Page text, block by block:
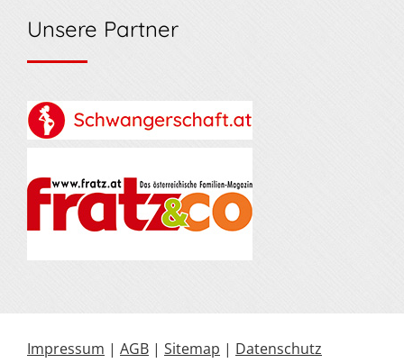
Unsere Partner
Impressum | AGB | Sitemap | Datenschutz